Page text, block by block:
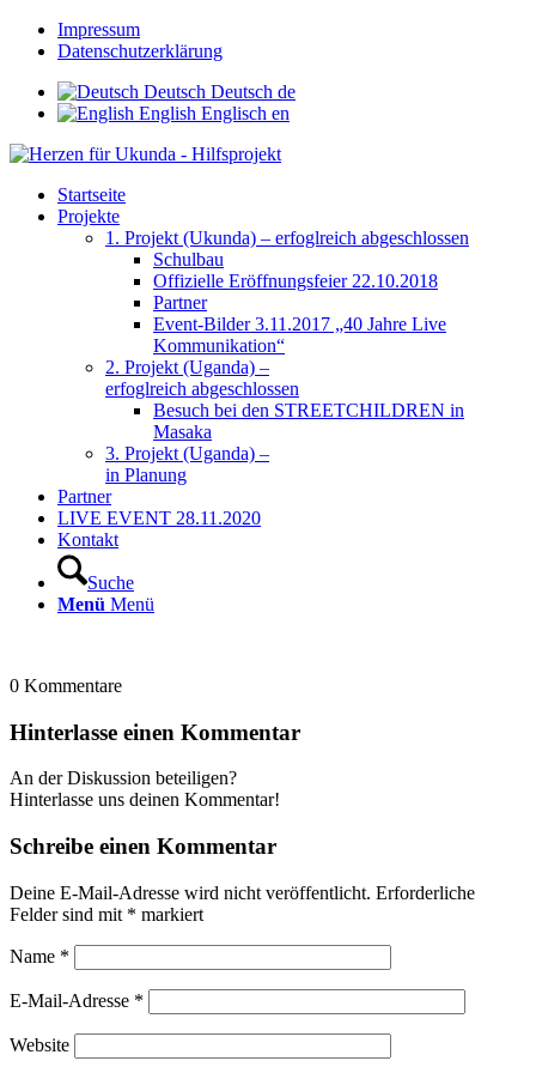
Impressum
Datenschutzerklärung
Deutsch Deutsch de
English Englisch en
Startseite
Projekte
1. Projekt (Ukunda) – erfoglreich abgeschlossen
Schulbau
Offizielle Eröffnungsfeier 22.10.2018
Partner
Event-Bilder 3.11.2017 „40 Jahre Live
Kommunikation“
2. Projekt (Uganda) –
erfoglreich abgeschlossen
Besuch bei den STREETCHILDREN in
Masaka
3. Projekt (Uganda) –
in Planung
Partner
LIVE EVENT 28.11.2020
Kontakt
Suche
Menü Menü
0 Kommentare
Hinterlasse einen Kommentar
An der Diskussion beteiligen?
Hinterlasse uns deinen Kommentar!
Schreibe einen Kommentar
Deine E-Mail-Adresse wird nicht veröffentlicht. Erforderliche
Felder sind mit * markiert
Name *
E-Mail-Adresse *
Website